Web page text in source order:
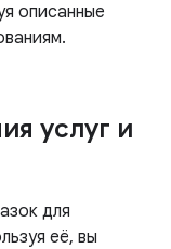
описанные
услуг и
для
её, вы